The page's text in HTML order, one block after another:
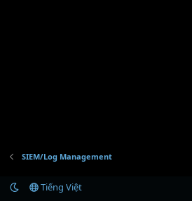
SIEM/Log Management
Tiếng Việt